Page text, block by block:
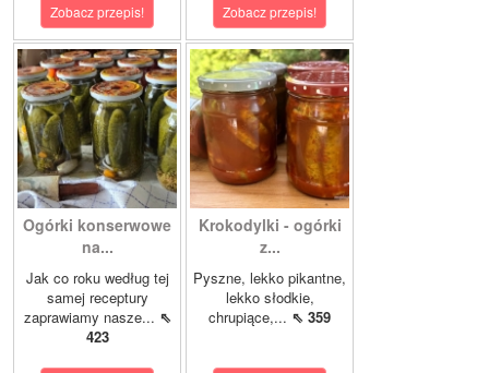
Zobacz przepis! Zobacz przepis!
Ogórki konserwowe
na...
Jak co roku według tej
samej receptury
zaprawiamy nasze... ⇖
423
Krokodylki - ogórki
z...
Pyszne, lekko pikantne,
lekko słodkie,
chrupiące,... ⇖ 359